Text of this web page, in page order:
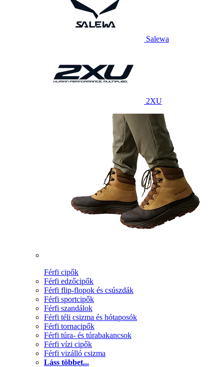
Salewa
2XU
Férfi cipők
Férfi edzőcipők
Férfi flip-flopok és csúszdák
Férfi sportcipők
Férfi szandálok
Férfi téli csizma és hótaposók
Férfi tornacipők
Férfi túra- és túrabakancsok
Férfi vízi cipők
Férfi vizálló csizma
Láss többet...